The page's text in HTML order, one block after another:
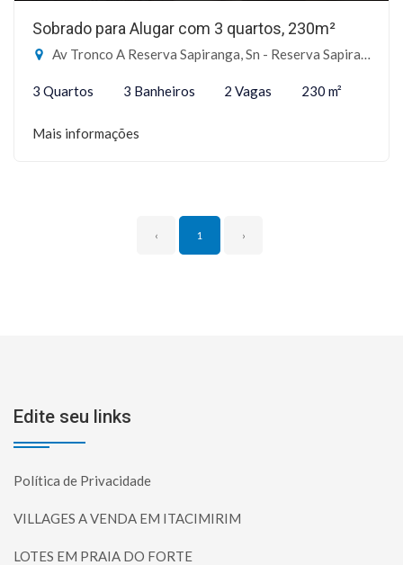
Sobrado para Alugar com 3 quartos, 230m²
Av Tronco A Reserva Sapiranga, Sn - Reserva Sapiranga, Mata de São João-BA
3 Quartos 3 Banheiros 2 Vagas 230 m²
Mais informações
‹ 1 ›
Edite seu links
Política de Privacidade
VILLAGES A VENDA EM ITACIMIRIM
LOTES EM PRAIA DO FORTE